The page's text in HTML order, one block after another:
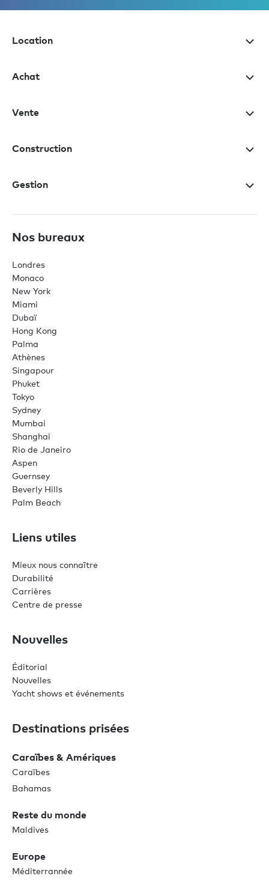
Location
Achat
Vente
Construction
Gestion
Nos bureaux
Londres
Monaco
New York
Miami
Dubaï
Hong Kong
Palma
Athènes
Singapour
Phuket
Tokyo
Sydney
Mumbai
Shanghai
Rio de Janeiro
Aspen
Guernsey
Beverly Hills
Palm Beach
Liens utiles
Mieux nous connaître
Durabilité
Carrières
Centre de presse
Nouvelles
Éditorial
Nouvelles
Yacht shows et événements
Destinations prisées
Caraïbes & Amériques
Caraïbes
Bahamas
Reste du monde
Maldives
Europe
Méditerrannée